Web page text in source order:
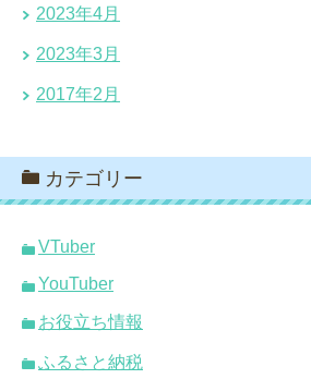
2023年4月
2023年3月
2017年2月
カテゴリー
VTuber
YouTuber
お役立ち情報
ふるさと納税